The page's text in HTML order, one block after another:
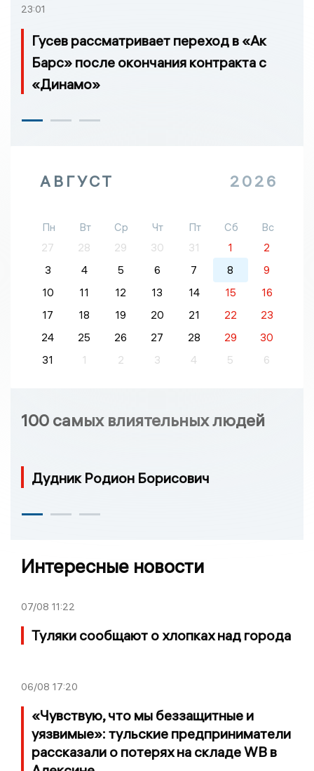
23:01
Гусев рассматривает переход в «Ак
Барс» после окончания контракта с
«Динамо»
АВГУСТ 2026
Пн Вт Ср Чт Пт Сб
Вс
27
28 29 30 31 1
2
3
4 5 6 7 8
9
10
11 12 13 14 15
16
17
18 19 20 21 22
23
24
25 26 27 28 29
30
31
1 2 3 4 5 6
100 самых влиятельных людей
Дудник Родион Борисович
Интересные новости
07/08 11:22
Туляки сообщают о хлопках над города
06/08 17:20
«Чувствую, что мы беззащитные и
уязвимые»: тульские предприниматели
рассказали о потерях на складе WB в